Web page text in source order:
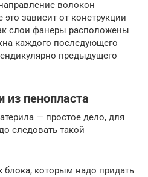
волокон
зависит от конструкции
слои фанеры расположены
каждого последующего
предыдущего
из пенопласта
— простое дело, для
следовать такой
блока, которым надо придать